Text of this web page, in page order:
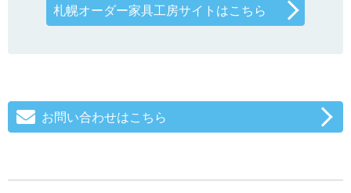
札幌オーダー家具工房サイトはこちら
お問い合わせはこちら